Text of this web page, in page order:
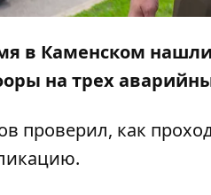
в Каменском
на трех
проверил, как
.